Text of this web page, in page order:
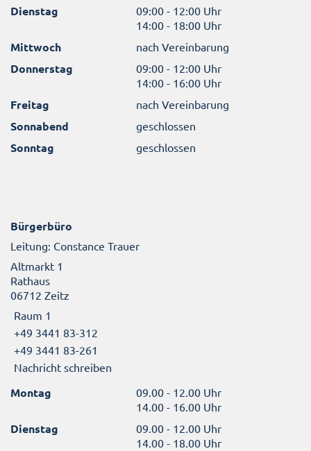
Dienstag
09:00 - 12:00 Uhr
14:00 - 18:00 Uhr
Mittwoch nach Vereinbarung
Donnerstag
09:00 - 12:00 Uhr
14:00 - 16:00 Uhr
Freitag nach Vereinbarung
Sonnabend geschlossen
Sonntag geschlossen
Bürgerbüro
Leitung: Constance Trauer
Altmarkt 1
Rathaus
06712 Zeitz
Raum 1
+49 3441 83-312
+49 3441 83-261
Nachricht schreiben
Montag
09.00 - 12.00 Uhr
14.00 - 16.00 Uhr
Dienstag
09.00 - 12.00 Uhr
14.00 - 18.00 Uhr